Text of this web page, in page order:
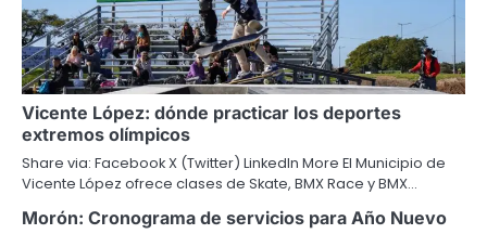
Vicente López: dónde practicar los deportes
extremos olímpicos
Share via: Facebook X (Twitter) LinkedIn More El Municipio de
Vicente López ofrece clases de Skate, BMX Race y BMX…
Morón: Cronograma de servicios para Año Nuevo